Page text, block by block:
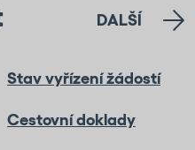
DALŠÍ
Stav vyřízení žádostí
Cestovní doklady